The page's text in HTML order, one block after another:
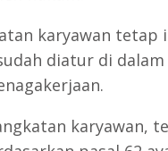
karyawan
diatur di dalam
karyawan,